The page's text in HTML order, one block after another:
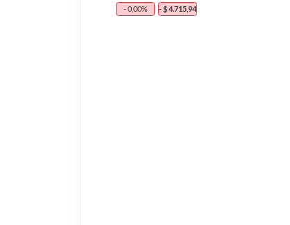
- 0,00% - $ 4.715,94